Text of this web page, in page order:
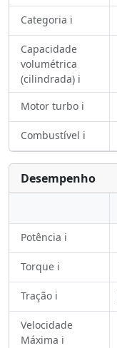
Categoria ℹ️
Capacidade
volumétrica
(cilindrada) ℹ️
Motor turbo ℹ️
Combustível ℹ️
Desempenho
Potência ℹ️
Torque ℹ️
Tração ℹ️
Velocidade
Máxima ℹ️